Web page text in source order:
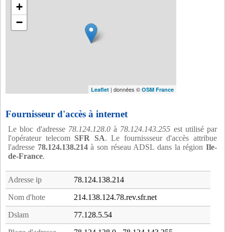
+
−
Leaflet | données © OSM France
Fournisseur d'accès à internet
Le bloc d'adresse 78.124.128.0à 78.124.143.255 est utilisé par
l'opérateur telecom SFR SA. Le fournissseur d'accès attribue
l'adresse 78.124.138.214à son réseau ADSL dans la régionIle-
de-France.
Adresse ip 78.124.138.214
Nom d'hote 214.138.124.78.rev.sfr.net
Dslam 77.128.5.54